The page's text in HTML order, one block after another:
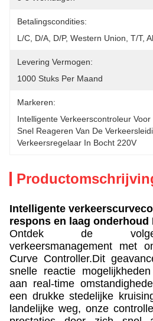
Betalingscondities:
L/C, D/A, D/P, Western Union, T/T,
Levering Vermogen:
1000 Stuks Per Maand
Markeren:
Intelligente Verkeerscontroleur Voor
Snel Reageren Van De
Verkeersregelaar In Bocht 220V
Intelligente
respons en laag onderhoud
Ontdek de
verkeersmanagement met
Curve Controller.Dit
snelle reactie
aan real-time
een drukke stedelijke
landelijke weg, onze